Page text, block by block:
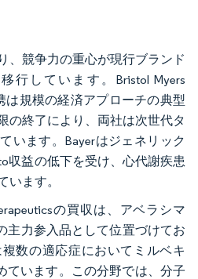
、競争力の重心が現行ブランド
行しています。Bristol Myers
は規模の経済アプローチの典型
の終了により、両社は次世代タ
います。Bayerはジェネリック
収益の低下を受け、心代謝疾患
います。
の買収は、アベラシマ
主力参入品として位置づけてお
複数の適応症においてミルベキ
ています。この分野では、分子